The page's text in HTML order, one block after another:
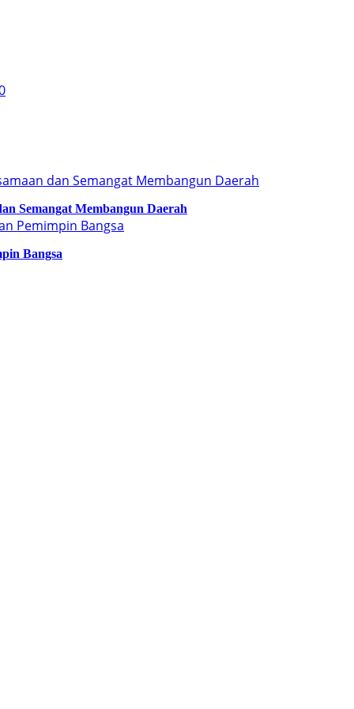
Semangat Membangun Daerah
Bangsa